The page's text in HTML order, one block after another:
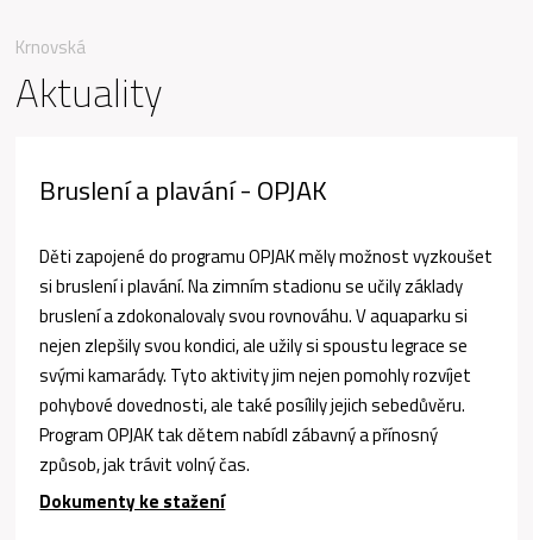
Krnovská
Aktuality
Bruslení a plavání - OPJAK
Děti zapojené do programu OPJAK měly možnost vyzkoušet
si bruslení i plavání. Na zimním stadionu se učily základy
bruslení a zdokonalovaly svou rovnováhu. V aquaparku si
nejen zlepšily svou kondici, ale užily si spoustu legrace se
svými kamarády. Tyto aktivity jim nejen pomohly rozvíjet
pohybové dovednosti, ale také posílily jejich sebedůvěru.
Program OPJAK tak dětem nabídl zábavný a přínosný
způsob, jak trávit volný čas.
Dokumenty ke stažení